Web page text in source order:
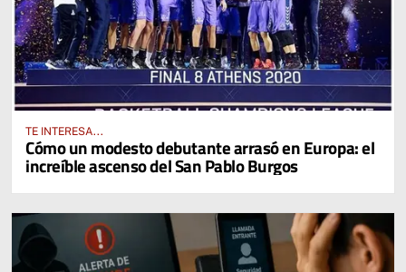
TE INTERESA...
Cómo un modesto debutante arrasó en Europa: el
increíble ascenso del San Pablo Burgos